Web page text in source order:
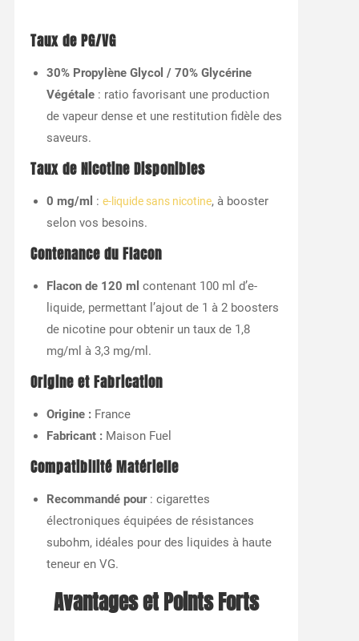
Taux de PG/VG
30% Propylène Glycol / 70% Glycérine
Végétale: ratio favorisant une production
de vapeur dense et une restitution fidèle des
saveurs.
Taux de Nicotine Disponibles
0 mg/ml : e-liquide sans nicotine, à booster
selon vos besoins.
Contenance du Flacon
Flacon de 120 ml contenant 100 ml d’e-
liquide, permettant l’ajout de 1 à 2 boosters
de nicotine pour obtenir un taux de 1,8
mg/ml à 3,3 mg/ml.
Origine et Fabrication
Origine :France
Fabricant :Maison Fuel
Compatibilité Matérielle
Recommandé pour: cigarettes
électroniques équipées de résistances
subohm, idéales pour des liquides à haute
teneur en VG.
Avantages et Points Forts